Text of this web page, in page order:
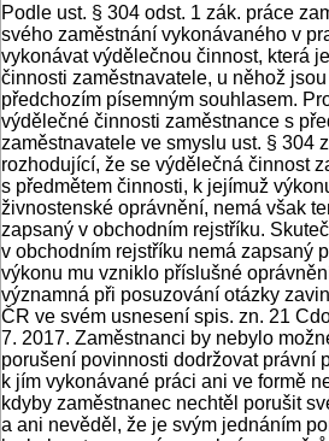
Podle ust. § 304 odst. 1 zák. práce
svého zaměstnání vykonávaného v
vykonávat výdělečnou činnost, která
činnosti zaměstnavatele, u něhož
předchozím písemným souhlasem.
výdělečné činnosti zaměstnance s
zaměstnavatele ve smyslu ust. § 304
rozhodující, že se výdělečná činnost
s předmětem činnosti, k jejímuž
živnostenské oprávnění, nemá však
zapsaný v obchodním rejstříku.
v obchodním rejstříku nemá zapsaný
výkonu mu vzniklo příslušné
významná při posuzování otázky
ČR ve svém usnesení spis. zn. 21
7. 2017. Zaměstnanci by nebylo
porušení povinnosti dodržovat právní
k jím vykonávané práci ani ve formě
kdyby zaměstnanec nechtěl porušit
a ani nevěděl, že je svým jednáním